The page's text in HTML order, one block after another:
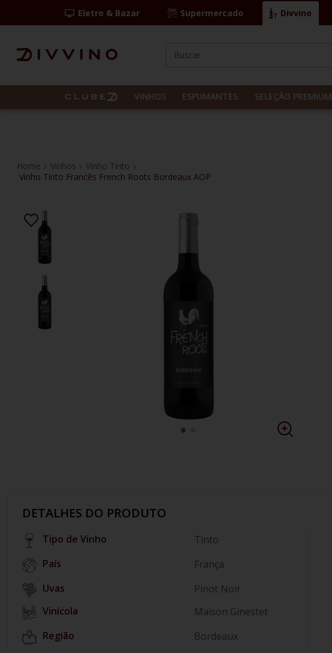
Eletro & Bazar Supermercado Divvino
º las camelias
5º itália
9
cordero
italiano
VINHOS ESPUMANTES SELEÇÃO PREMIUM
Vinhos
Vinho Tinto
Vinho Tinto Francês French Roots Bordeaux AOP
DETALHES DO PRODUTO
Tipo de Vinho
Tinto
País
França
Pinot Noir
Vinícola
Maison Ginestet
Região
Bordeaux